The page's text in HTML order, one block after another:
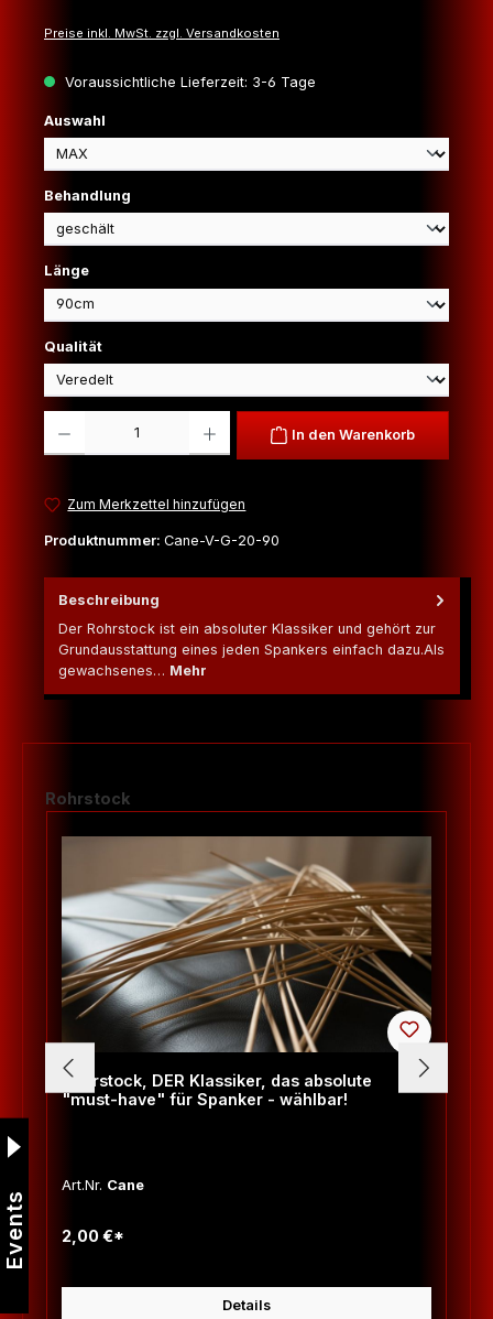
Preise inkl. MwSt. zzgl. Versandkosten
Voraussichtliche Lieferzeit: 3-6 Tage
Auswahl
Behandlung
Längeauswählen
Qualitätauswählen
In den Warenkorb
Zum Merkzettel hinzufügen
Produktnummer: Cane-V-G-20-90
Beschreibung
Der Rohrstock ist ein absoluter Klassiker und gehört zur
Grundausstattung eines jeden Spankers einfach dazu.Als
gewachsenes… Mehr
Produktgalerie überspringen
Rohrstock
Rohrstock, DER Klassiker, das absolute
"must-have" für Spanker - wählbar!
Art.Nr. Cane
2,00 €*
Details
Events